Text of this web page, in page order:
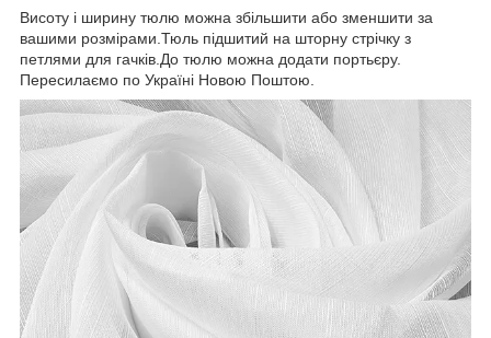
Висоту і ширину тюлю можна збільшити або зменшити за
вашими розмірами.Тюль підшитий на шторну стрічку з
петлями для гачків.До тюлю можна додати портьєру.
Пересилаємо по Україні Новою Поштою.